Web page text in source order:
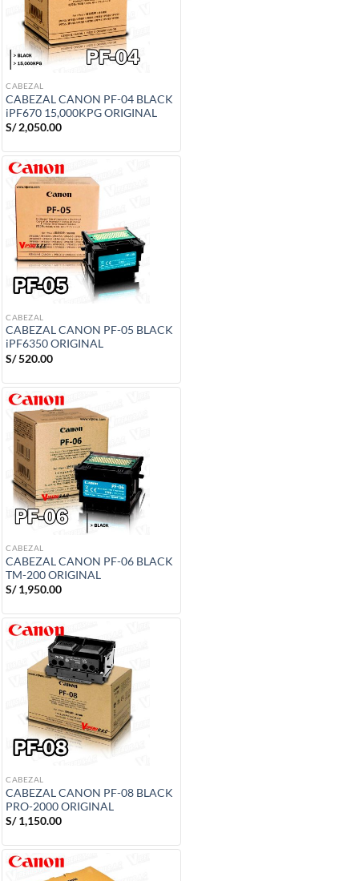
CABEZAL
CABEZAL CANON PF-04 BLACK
iPF670 15,000KPG ORIGINAL
S/2,050.00
CABEZAL
CABEZAL CANON PF-05 BLACK
iPF6350 ORIGINAL
S/520.00
CABEZAL
CABEZAL CANON PF-06 BLACK
TM-200 ORIGINAL
S/1,950.00
CABEZAL
CABEZAL CANON PF-08 BLACK
PRO-2000 ORIGINAL
S/1,150.00